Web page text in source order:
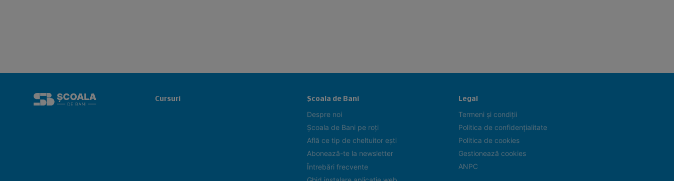
Cursuri Școala de Bani
Despre noi
Școala de Bani pe roți
Află ce tip de cheltuitor ești
Abonează-te la newsletter
Întrebări frecvente
Legal
Termeni și condiții
Politica de confidențialitate
Politica de cookies
Gestionează cookies
ANPC